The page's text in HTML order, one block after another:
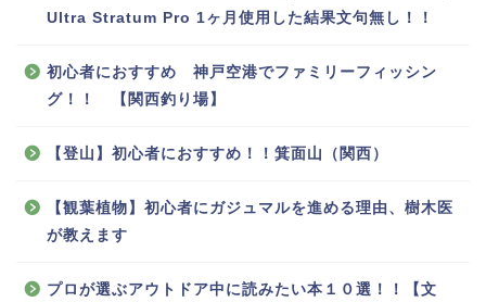
Ultra Stratum Pro 1ヶ月使用した結果文句無し！！
初心者におすすめ 神戸空港でファミリーフィッシン
グ！！ 【関西釣り場】
【登山】初心者におすすめ！！箕面山（関西）
【観葉植物】初心者にガジュマルを進める理由、樹木医
が教えます
プロが選ぶアウトドア中に読みたい本１０選！！【文
ホーム
プロフィール
お問い合わせ